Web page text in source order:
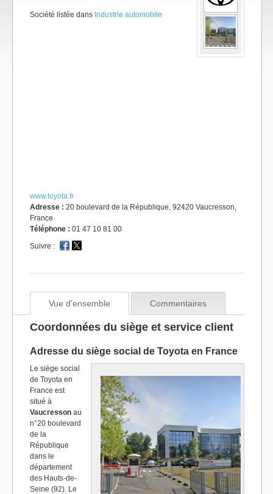
Société listée dans Industrie automobile
www.toyota.fr
Adresse : 20 boulevard de la République, 92420 Vaucresson,
France
Téléphone : 01 47 10 81 00
Suivre :
Vue d'ensemble Commentaires
Coordonnées du siège et service client
Adresse du siège social de Toyota en France
Le siège social
de Toyota en
France est
situé à
Vaucresson au
n°20 boulevard
de la
République
dans le
département
des Hauts-de-
Seine (92). Le